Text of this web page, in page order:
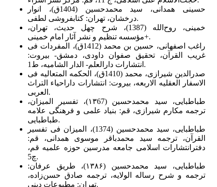
حسینی همدانی، سید محمدحسین (1404ق)، انوار
درخشان، تهران: کتابفروشی لطفی.
خمینی، روح‌الله (1387)، شرح چهل حدیث، تهران،
مؤسسه ‌تنظیم ‌و نشر آثار امام ‌خمینی+.
راغب اصفهانی، حسین بن محمد (1412ق)، المفردات فی
غریب القرآن، تحقیق صفوان داودی، دمشق- بیروت:
انتشارات دارالعلم- الدار الشامیه، ط1.
صدرالدین شیرازی، محمد (1410ق)، الحکمه المتعالیه فی
الاسفار العقلیه الاربعه، بیروت: انتشارات داراحیاء التراث
العربی.
طباطبایی، سید محمدحسین (۱۳67)، تفسیر المیزان،
ترجمه مکارم شیرازی، قم: بنیاد علمی و فرهنگی علامه
طباطبایی.
طباطبایی، سید محمدحسین (1374)، المیزان فی تفسیر
القرآن، ترجمه سید محمدباقر موسوی همدانی، قم:
دفترانتشارات اسلامی جامعه مدرسین حوزه علمیه قم،
چ5.
طباطبایی، سید محمدحسین (۱۳۸۶)، طریق عرفان:
ترجمه و شرح رساله ‌الولایه، ترجمه صادق حسن‌زاده،
تهران: مطبوعات دینی.